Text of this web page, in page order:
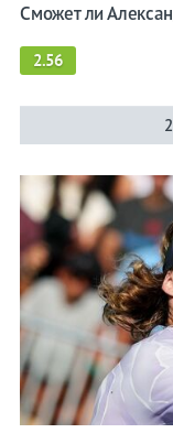
Сможет ли
2.56